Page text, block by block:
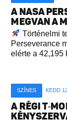
A NASA
MEGVAN A
Történelmi
Perseverance
elérte a 42,195
SZÍNES KEDD
A RÉGI